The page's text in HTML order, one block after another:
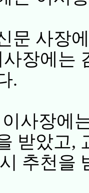
문 사장
사장에는
.
이사장에
받았고,
추천을